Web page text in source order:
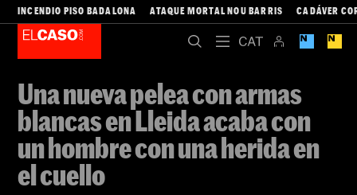
INCENDIO PISO BADALONA ATAQUE MORTAL NOU BARRIS CADÁVER
Una nueva pelea con armas
blancas en Lleida acaba con
un hombre con una herida en
el cuello